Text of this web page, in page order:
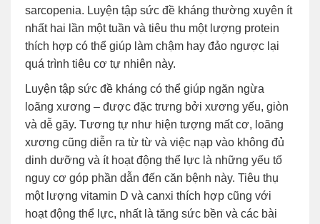
sarcopenia. Luyện tập sức đề kháng thường xuyên ít
nhất hai lần một tuần và tiêu thu một lượng protein
thích hợp có thể giúp làm chậm hay đảo ngược lại
quá trình tiêu cơ tự nhiên này.
Luyện tập sức đề kháng có thể giúp ngăn ngừa
loãng xương – được đặc trưng bởi xương yếu, giòn
và dễ gãy. Tương tự như hiện tượng mất cơ, loãng
xương cũng diễn ra từ từ và việc nạp vào không đủ
dinh dưỡng và ít hoạt động thể lực là những yếu tố
nguy cơ góp phần dẫn đến căn bệnh này. Tiêu thụ
một lượng vitamin D và canxi thích hợp cũng với
hoạt động thể lực, nhất là tăng sức bền và các bài